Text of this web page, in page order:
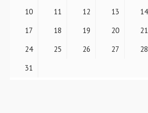
10
11 12 13 14
17
18 19 20 21
24
25 26 27 28
31